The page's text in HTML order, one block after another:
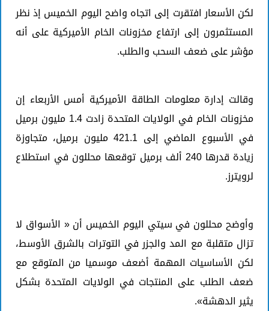
لكن الأسعار افتقرت إلى اتجاه واضح اليوم الخميس إذ نظر
المستثمرون إلى ارتفاع مخزونات الخام الأميركية على أنه
مؤشر على ضعف السحب والطلب.
وقالت إدارة معلومات الطاقة الأميركية أمس الأربعاء إن
مخزونات الخام في الولايات المتحدة زادت 1.4 مليون برميل
في الأسبوع الماضي إلى 421.1 مليون برميل، متجاوزة
زيادة قدرها 240 ألف برميل توقعها محللون في استطلاع
لرويترز.
وأوضح محللون في سيتي اليوم الخميس أن « الأسواق لا
تزال متقلبة مع المد والجزر في التوترات بالشرق الأوسط،
لكن الأساسيات المهمة أضعف موسميا من المتوقع مع
ضعف الطلب على المنتجات في الولايات المتحدة بشكل
يثير الدهشة».